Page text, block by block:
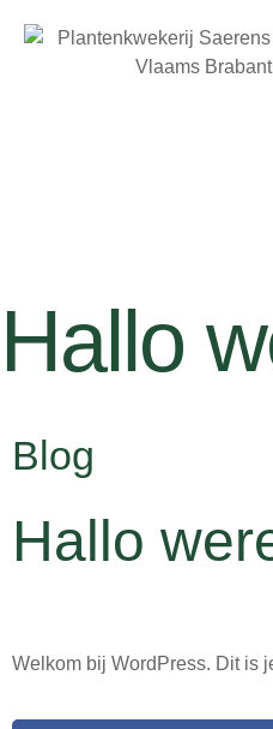
Hallo
Blog
Hallo
Welkom bij WordPress. Dit is